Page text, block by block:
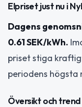
Elpriset just nu i
Dagens
0.61 SEK/kWh.
priset stiga
periodens högsta
Översikt och trend